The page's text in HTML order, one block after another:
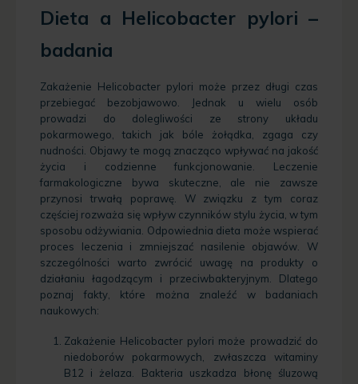
Dieta a Helicobacter pylori –
badania
Zakażenie Helicobacter pylori może przez długi czas
przebiegać bezobjawowo. Jednak u wielu osób
prowadzi do dolegliwości ze strony układu
pokarmowego, takich jak bóle żołądka, zgaga czy
nudności. Objawy te mogą znacząco wpływać na jakość
życia i codzienne funkcjonowanie. Leczenie
farmakologiczne bywa skuteczne, ale nie zawsze
przynosi trwałą poprawę. W związku z tym coraz
częściej rozważa się wpływ czynników stylu życia, w tym
sposobu odżywiania. Odpowiednia dieta może wspierać
proces leczenia i zmniejszać nasilenie objawów. W
szczególności warto zwrócić uwagę na produkty o
działaniu łagodzącym i przeciwbakteryjnym. Dlatego
poznaj fakty, które można znaleźć w badaniach
naukowych:
Zakażenie Helicobacter pylori może prowadzić do
niedoborów pokarmowych, zwłaszcza witaminy
B12 i żelaza. Bakteria uszkadza błonę śluzową